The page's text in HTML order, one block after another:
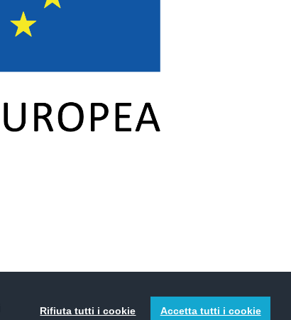
Rifiuta tutti i cookie Accetta tutti i cookie